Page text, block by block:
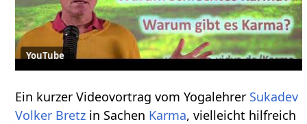
YouTube
Ein kurzer Videovortrag vom Yogalehrer Sukadev
Volker Bretz in Sachen Karma, vielleicht hilfreich